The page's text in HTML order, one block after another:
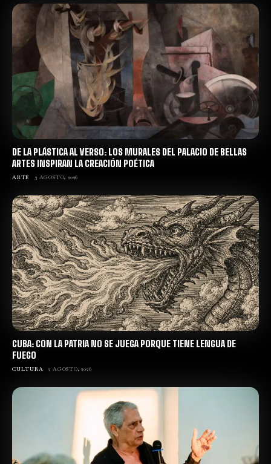
DE LA PLÁSTICA AL VERSO: LOS MURALES DEL PALACIO DE BELLAS
ARTES INSPIRAN LA CREACIÓN POÉTICA
ARTE 3 AGOSTO, 2026
CUBA: CON LA PATRIA NO SE JUEGA PORQUE TIENE LENGUA DE
FUEGO
CULTURA 2 AGOSTO, 2026